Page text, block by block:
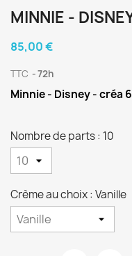
MINNIE -
85,00 €
TTC 72h
Minnie - Disney - créa
Nombre de parts : 10
Crème au choix : Vanille